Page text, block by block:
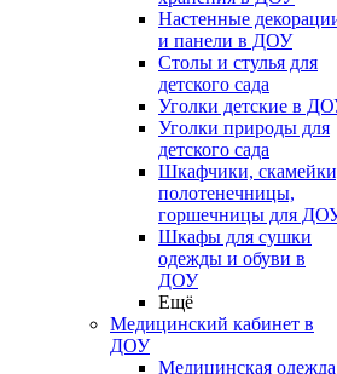
Настенные
и панели в ДОУ
Столы и стулья для
детского сада
Уголки детские в
Уголки природы для
детского сада
Шкафчики,
полотенечницы,
горшечницы для
Шкафы для сушки
одежды и обуви в
ДОУ
Ещё
Медицинский кабинет в
ДОУ
Медицинская одежда